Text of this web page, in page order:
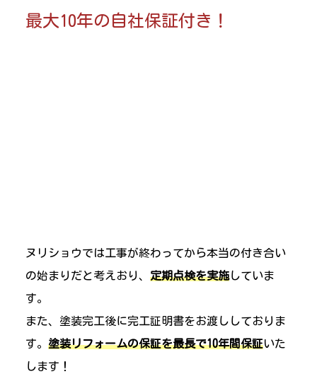
最大10年の自社保証付き！
ヌリショウでは工事が終わってから本当の付き合い
の始まりだと考えおり、 定期点検を実施していま
す。
また、塗装完工後に完工証明書をお渡ししておりま
す。 塗装リフォームの保証を最長で10年間保証いた
します！